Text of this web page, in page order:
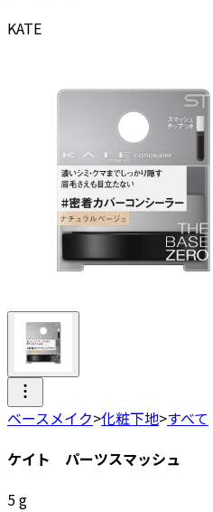
KATE
ベースメイク>化粧下地>すべて
ケイト パーツスマッシュ
5g